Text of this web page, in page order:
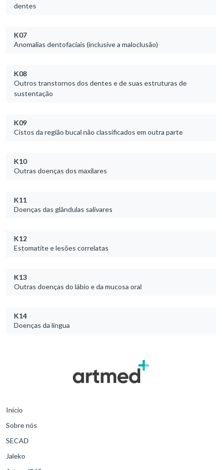
dentes
K07
Anomalias dentofaciais (inclusive a maloclusão)
K08
Outros transtornos dos dentes e de suas estruturas de
sustentação
K09
Cistos da região bucal não classificados em outra parte
K10
Outras doenças dos maxilares
K11
Doenças das glândulas salivares
K12
Estomatite e lesões correlatas
K13
Outras doenças do lábio e da mucosa oral
K14
Doenças da língua
Início
Sobre nós
SECAD
Jaleko